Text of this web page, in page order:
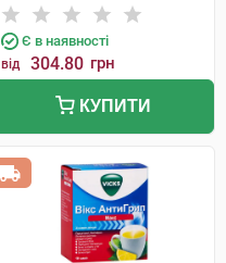
Є в наявності
від 304.80 грн
КУПИТИ